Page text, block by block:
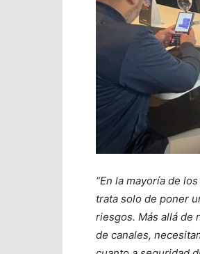
“En la mayoría de
trata solo de poner
riesgos. Más allá de
de canales,